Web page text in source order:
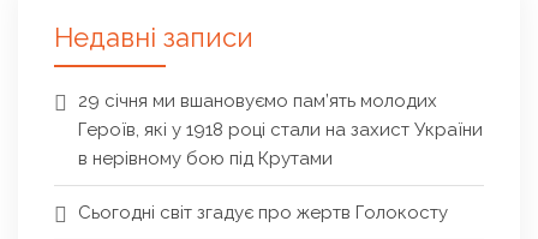
Недавні записи
29 січня ми вшановуємо пам’ять молодих
Героїв, які у 1918 році стали на захист України
в нерівному бою під Крутами
Сьогодні світ згадує про жертв Голокосту